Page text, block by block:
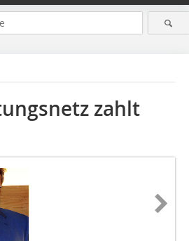
zahlt